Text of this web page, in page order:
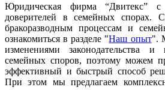
Юридическая фирма “Двитекс”
доверителей в семейных спорах.
бракоразводным процессам и
ознакомиться в разделе "Наш опыт".
изменениями законодательства и
семейных споров, поэтому можем
эффективный и быстрый способ
При этом мы предлагаем